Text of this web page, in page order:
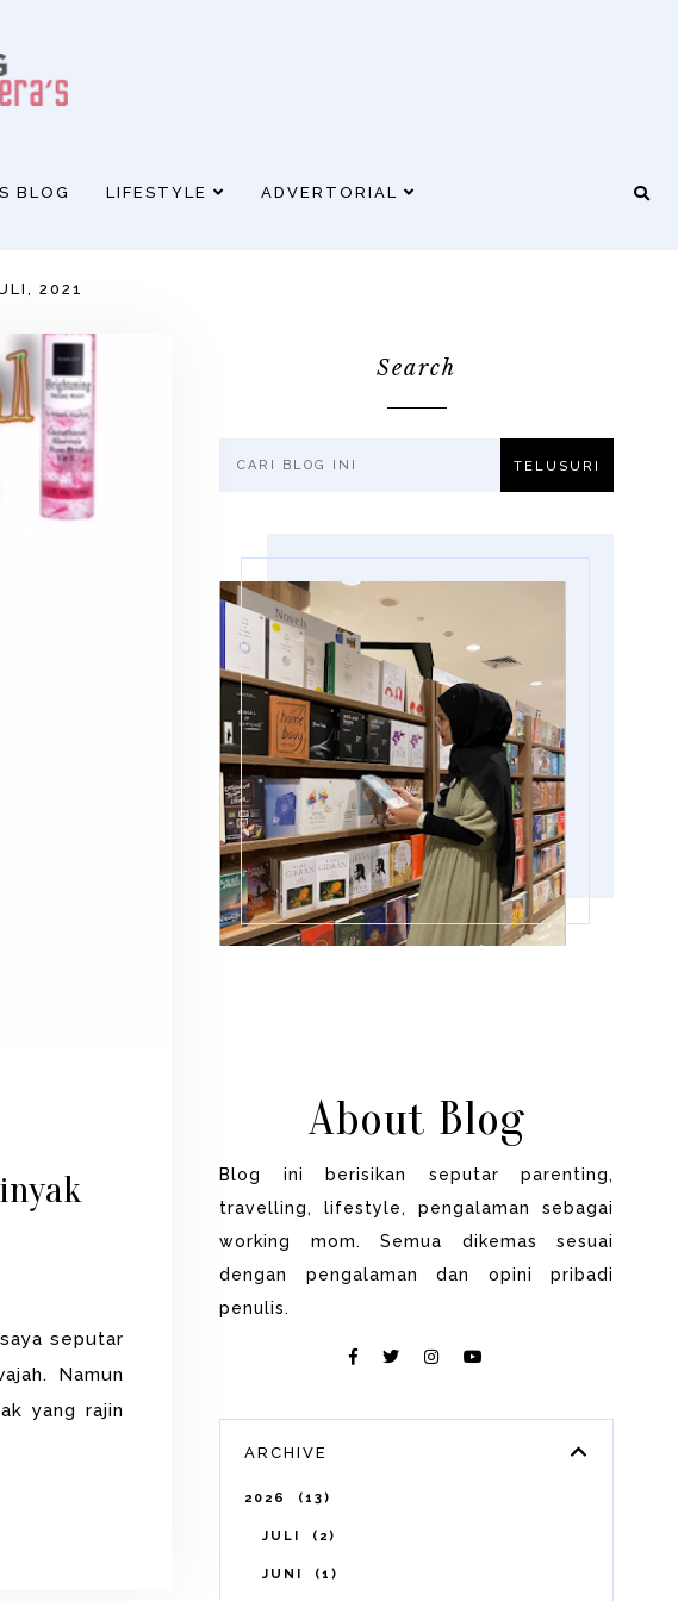
BLOG LIFESTYLE ADVERTORIAL
2021
seputar
Namun
yang rajin
Search
About Blog
Blog ini berisikan seputar parenting,
travelling, lifestyle, pengalaman sebagai
working mom. Semua dikemas sesuai
dengan pengalaman dan opini pribadi
penulis.
ARCHIVE
2026 13
JULI 2
JUNI 1